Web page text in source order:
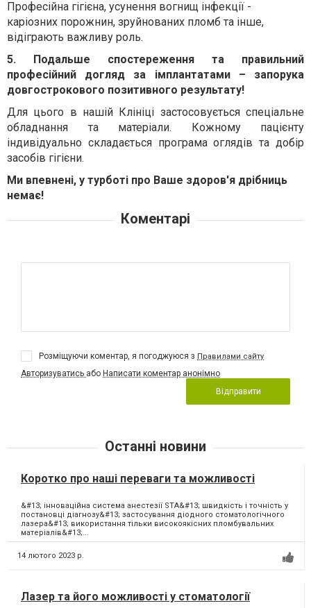
Професійна гігієна, усунення вогнищ інфекції -
каріозних порожнин, зруйнованих пломб та інше,
відіграють важливу роль.
5. Подальше спостереження та правильний
професійний догляд за імплантатами – запорука
довгострокового позитивного результату!
Для цього в нашій Клініці застосовується спеціальне
обладнання та матеріали. Кожному пацієнту
індивідуально складається програма оглядів та добір
засобів гігієни.
Ми впевнені, у турботі про Ваше здоров'я дрібниць
немає!
Коментарі
Розміщуючи коментар, я погоджуюся з Правилами сайту
Авторизуватись або Написати коментар анонімно
Відправити
Останні новини
Коротко про наші переваги та можливості
&#13; інноваційна система анестезії STA&#13; швидкість і точність у
постановці діагнозу&#13; застосування діодного стоматологічного
лазера&#13; використання тільки високоякісних пломбувальних
матеріалів&#13;...
14 лютого 2023 р.
Лазер та його можливості у стоматології